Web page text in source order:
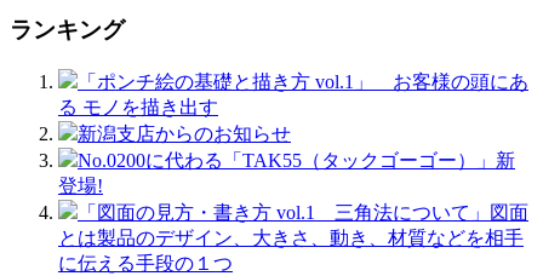
ランキング
「ポンチ絵の基礎と描き方 vol.1」 お客様の頭にあ
る モノを描き出す
新潟支店からのお知らせ
No.0200に代わる「TAK55（タックゴーゴー）」新
登場!
「図面の見方・書き方 vol.1 三角法について」図面
とは製品のデザイン、大きさ、動き、材質などを相手
に伝える手段の１つ